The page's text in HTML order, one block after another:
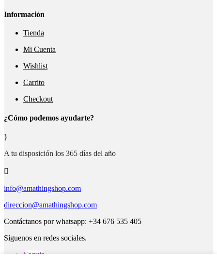
Información
Tienda
Mi Cuenta
Wishlist
Carrito
Checkout
¿Cómo podemos ayudarte?
}
A tu disposición los 365 días del año

info@amathingshop.com
direccion@amathingshop.com
Contáctanos por whatsapp: +34 676 535 405
Síguenos en redes sociales.
Seguir